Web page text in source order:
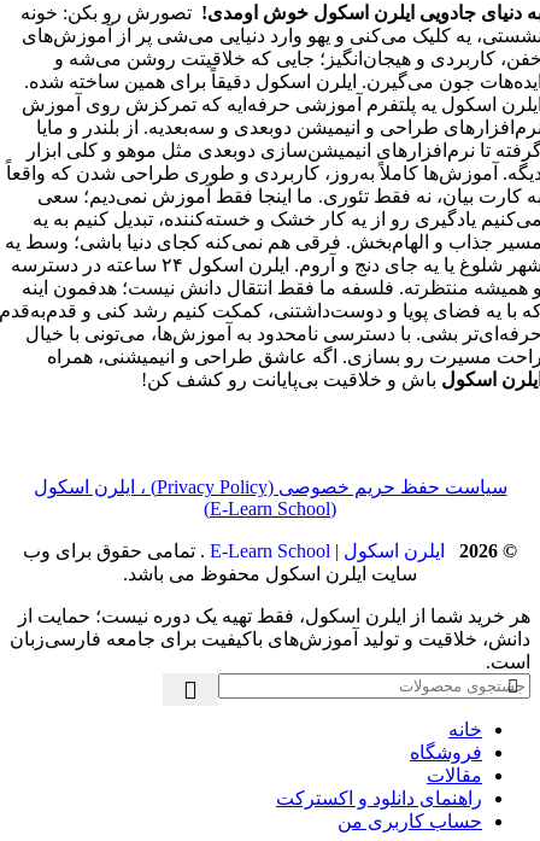
دنیای جادویی ایلرن اسکول خوش اومدی! تصورش رو بکن: خونه
یه کلیک می‌کنی و یهو وارد دنیایی می‌شی پر از آموزش‌های
کاربردی و هیجان‌انگیز؛ جایی که خلاقیتت روشن می‌شه و
جون می‌گیرن. ایلرن اسکول دقیقاً برای همین ساخته شده.
اسکول یه پلتفرم آموزشی حرفه‌ایه که تمرکزش روی آموزش
طراحی و انیمیشن دو‌بعدی و سه‌بعدیه. از بلندر و مایا
تا نرم‌افزارهای انیمیشن‌سازی دوبعدی مثل موهو و کلی ابزار
آموزش‌ها کاملاً به‌روز، کاربردی و طوری طراحی شدن که واقعاً
کارت بیان، نه فقط تئوری. ما اینجا فقط آموزش نمی‌دیم؛ سعی
یادگیری رو از یه کار خشک و خسته‌کننده، تبدیل کنیم به یه
جذاب و الهام‌بخش. فرقی هم نمی‌کنه کجای دنیا باشی؛ وسط یه
شهر شلوغ یا یه جای دنج و آروم. ایلرن اسکول ۲۴ ساعته در دسترسه
همیشه منتظرته. فلسفه ما فقط انتقال دانش نیست؛ هدفمون اینه
با یه فضای پویا و دوست‌داشتنی، کمکت کنیم رشد کنی و قدم‌به‌قدم
بشی. با دسترسی نامحدود به آموزش‌ها، می‌تونی با خیال
مسیرت رو بسازی. اگه عاشق طراحی و انیمیشنی، همراه
اسکول باش و خلاقیت بی‌پایانت رو کشف کن!
سیاست حفظ حریم خصوصی (Privacy Policy) ، ایلرن اسکول
(E‑Learn School)
© 2026 ایلرن اسکول | E-Learn School
. تمامی حقوق برای وب
سایت ایلرن اسکول محفوظ می باشد.
هر خرید شما از ایلرن اسکول، فقط تهیه یک دوره نیست؛ حمایت از
دانش، خلاقیت و تولید آموزش‌های باکیفیت برای جامعه فارسی‌زبان
است.
خانه
فروشگاه
مقالات
راهنمای دانلود و اکسترکت
حساب کاربری من